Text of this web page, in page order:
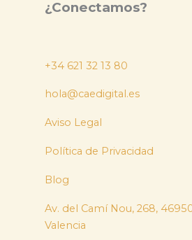
¿Conectamos?
+34 621 32 13 80
hola@caedigital.es
Aviso Legal
Política de Privacidad
Blog
Av. del Camí Nou, 268,
Valencia